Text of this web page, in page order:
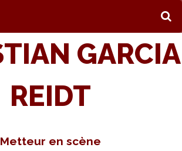
GARCIA
REIDT
Metteur en scène